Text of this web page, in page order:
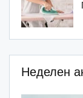
Неделен